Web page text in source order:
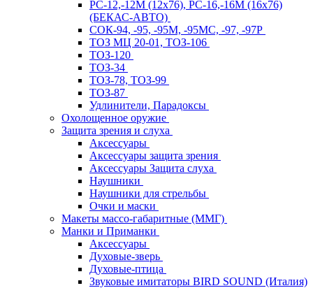
РС-12,-12М (12х76), РС-16,-16М (16х76)
(БЕКАС-АВТО)
СОК-94, -95, -95М, -95МС, -97, -97Р
ТОЗ МЦ 20-01, ТОЗ-106
ТОЗ-120
ТОЗ-34
ТОЗ-78, ТОЗ-99
ТОЗ-87
Удлинители, Парадоксы
Охолощенное оружие
Защита зрения и слуха
Аксессуары
Аксессуары защита зрения
Аксессуары Защита слуха
Наушники
Наушники для стрельбы
Очки и маски
Макеты массо-габаритные (ММГ)
Манки и Приманки
Аксессуары
Духовые-зверь
Духовые-птица
Звуковые имитаторы BIRD SOUND (Италия)